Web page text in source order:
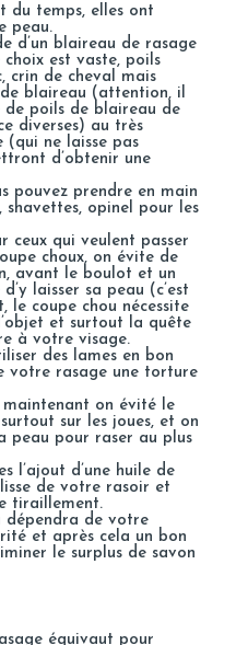
du temps, elles ont
peau.
d’un blaireau de rasage
est vaste, poils
crin de cheval mais
blaireau (attention, il
de poils de blaireau de
diverses) au très
ne laisse pas
d’obtenir une
pouvez prendre en main
opinel pour les
ceux qui veulent passer
choux, on évite de
avant le boulot et un
laisser sa peau (c’est
le coupe chou nécessite
et surtout la quête
à votre visage.
des lames en bon
votre rasage une torture
on évité le
sur les joues, et on
peau pour raser au plus
l’ajout d’une huile de
de votre rasoir et
tiraillement.
dépendra de votre
et après cela un bon
le surplus de savon
équivaut pour